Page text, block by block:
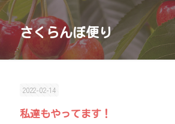
さくらんぼ便り
2022-02-14
私達もやってます！